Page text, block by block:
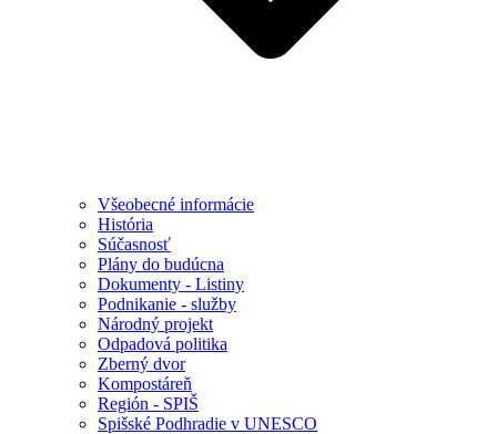
Všeobecné informácie
História
Súčasnosť
Plány do budúcna
Dokumenty - Listiny
Podnikanie - služby
Národný projekt
Odpadová politika
Zberný dvor
Kompostáreň
Región - SPIŠ
Spišské Podhradie v UNESCO